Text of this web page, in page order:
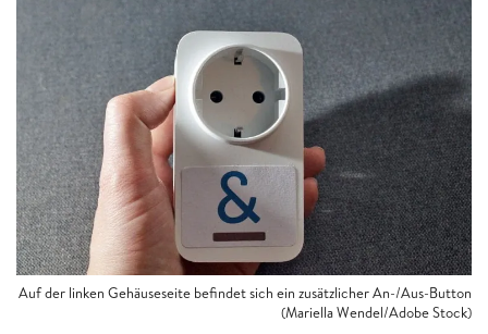
Auf der linken Gehäuseseite befindet sich ein zusätzlicher An-/Aus-Button
(Mariella Wendel/Adobe Stock)